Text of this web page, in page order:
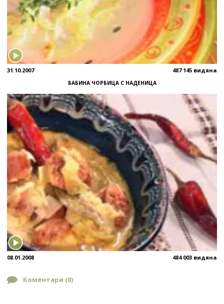
31.10.2007 487 145 видяна
БАБИНА ЧОРБИЦА С НАДЕНИЦА
08.01.2008 484 003 видяна
Коментари (0)